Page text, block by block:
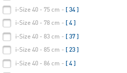
i-Size 40 - 75 cm - [ 34 ]
i-Size 40 - 78 cm - [ 4 ]
i-Size 40 - 83 cm - [ 37 ]
i-Size 40 - 85 cm - [ 23 ]
i-Size 40 - 86 cm - [ 4 ]